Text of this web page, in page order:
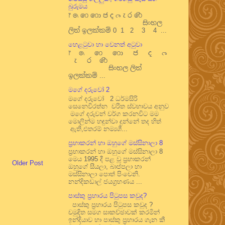
Older Post
බුරුමය
෦ ෧ ෨ ෩ ෪ ෫ ෬ ෭ ෮ ෯
සිංහල
ලිත් ඉලක්කම් 0 1 2 3 4 ...
හෙළටුවා හා වෙනත් අටුවා
෦ ෧ ෨ ෩ ෪ ෫ ෬
෭ ෮ ෯
සිංහල ලිත්
ඉලක්කම් ...
මගේ දරුවෝ 2
මගේ දරුවෝ 2 ධර්මසිරි
සෙනෙවිරත්න චරිත ස්වභාවය අනුව
මගේ දරුවන් වර්ග කරනවිට මම
මොලින්ම හඳුන්වා දුන්නේ තද හිත්
ඇති,එතරම් නම්‍යශී...
ප්‍රභාකරන් හා ඔහුගේ මස්සිනාලා 8
ප්‍රභාකරන් හා ඔහුගේ මස්සිනාලා 8
මෙය 1995 දී පළ වූ ප්‍රභාකරන්
ඔහුගේ සීයලා, බාප්පලා හා
මස්සිනාලා පොත් පිංචෙනි.
නන්දිකඩාල් ජයග්‍රහණය ...
පාස්කු ප්‍රහාරය පිටුපස කවුද?
පාස්කු ප්‍රහාරය පිටුපස කවුද ?
චමුදිත සමග සාකච්ඡාවක් කරමින්
ඉන්දියාව හා පාස්කු ප්‍රහාරය ගැන කී